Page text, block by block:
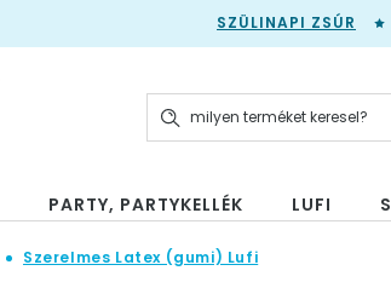
SZÜLINAPI ZSÚR
PARTY, PARTYKELLÉK LUFI
Szerelmes Latex (gumi) Lufi